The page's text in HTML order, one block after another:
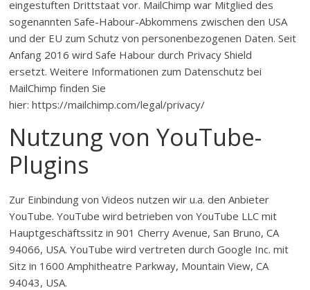
eingestuften Drittstaat vor. MailChimp war Mitglied des
sogenannten Safe-Habour-Abkommens zwischen den USA
und der EU zum Schutz von personenbezogenen Daten. Seit
Anfang 2016 wird Safe Habour durch Privacy Shield
ersetzt. Weitere Informationen zum Datenschutz bei
MailChimp finden Sie
hier: https://mailchimp.com/legal/privacy/
Nutzung von YouTube-
Plugins
Zur Einbindung von Videos nutzen wir u.a. den Anbieter
YouTube. YouTube wird betrieben von YouTube LLC mit
Hauptgeschäftssitz in 901 Cherry Avenue, San Bruno, CA
94066, USA. YouTube wird vertreten durch Google Inc. mit
Sitz in 1600 Amphitheatre Parkway, Mountain View, CA
94043, USA.